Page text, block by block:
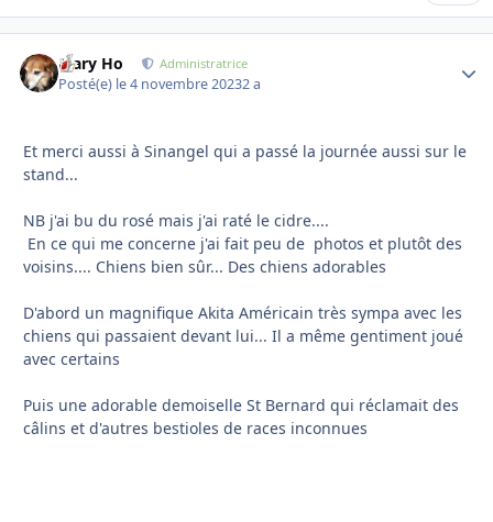
Mary Ho Administratrice
Posté(e) le 4 novembre 20232 a
Et merci aussi à Sinangel qui a passé la journée aussi sur le
stand...
NB j'ai bu du rosé mais j'ai raté le cidre....
En ce qui me concerne j'ai fait peu de photos et plutôt des
voisins.... Chiens bien sûr... Des chiens adorables
D'abord un magnifique Akita Américain très sympa avec les
chiens qui passaient devant lui... Il a même gentiment joué
avec certains
Puis une adorable demoiselle St Bernard qui réclamait des
câlins et d'autres bestioles de races inconnues